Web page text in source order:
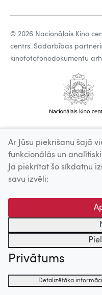
© 2026 Nacionālais Kino
centrs. Sadarbības
kinofotofonodokumentu
Ar Jūsu piekrišanu šajā
funkcionālās un
Ja piekrītat šo sīkdatņu
savu izvēli:
Privātums
Detalizētāka